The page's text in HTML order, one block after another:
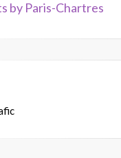
by Paris-Chartres